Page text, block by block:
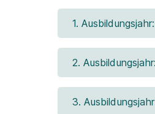
1. Ausbildungsjahr:
2. Ausbildungsjahr:
3.